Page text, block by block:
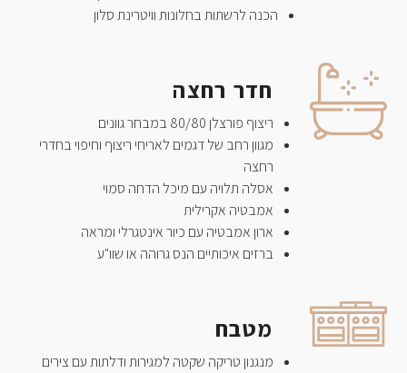
הכנה לרשתות בחלונות וויטרינת סלון
חדר רחצה
ריצוף פורצלן 80/80 במבחר גוונים
מגוון רחב של דגמים לאריחי ריצוף וחיפוי בחדרי
רחצה
אסלה תלויה עם מיכל הדחה סמוי
אמבטיה אקרילית
ארון אמבטיה עם כיור אינטגרלי ומראה
ברזים איכותיים הנס גרוהה או שוו"ע
מטבח
מנגנון טריקה שקטה למגירות ודלתות עם צירים